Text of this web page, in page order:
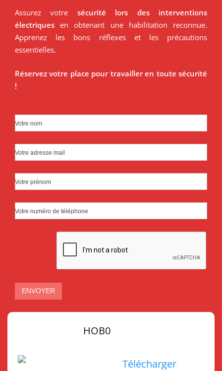
Assurez votre sécurité lors des interventions
électriques en obtenant une habilitation reconnue.
Apprenez les bons réflexes et les précautions
essentielles.
Réservez votre place pour travailler en toute sécurité
!
Votre nom
Votre adresse mail
Votre prénom
Votre numéro de téléphone
ENVOYER
HOB0
Télécharger